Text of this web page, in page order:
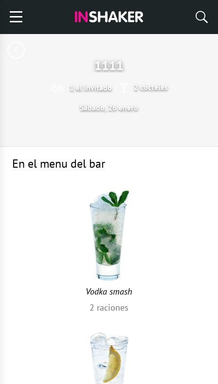
1111
1 el invitado 2 cócteles
Sábado, 26 enero
En el menu del bar
Vodka smash
2 raciones